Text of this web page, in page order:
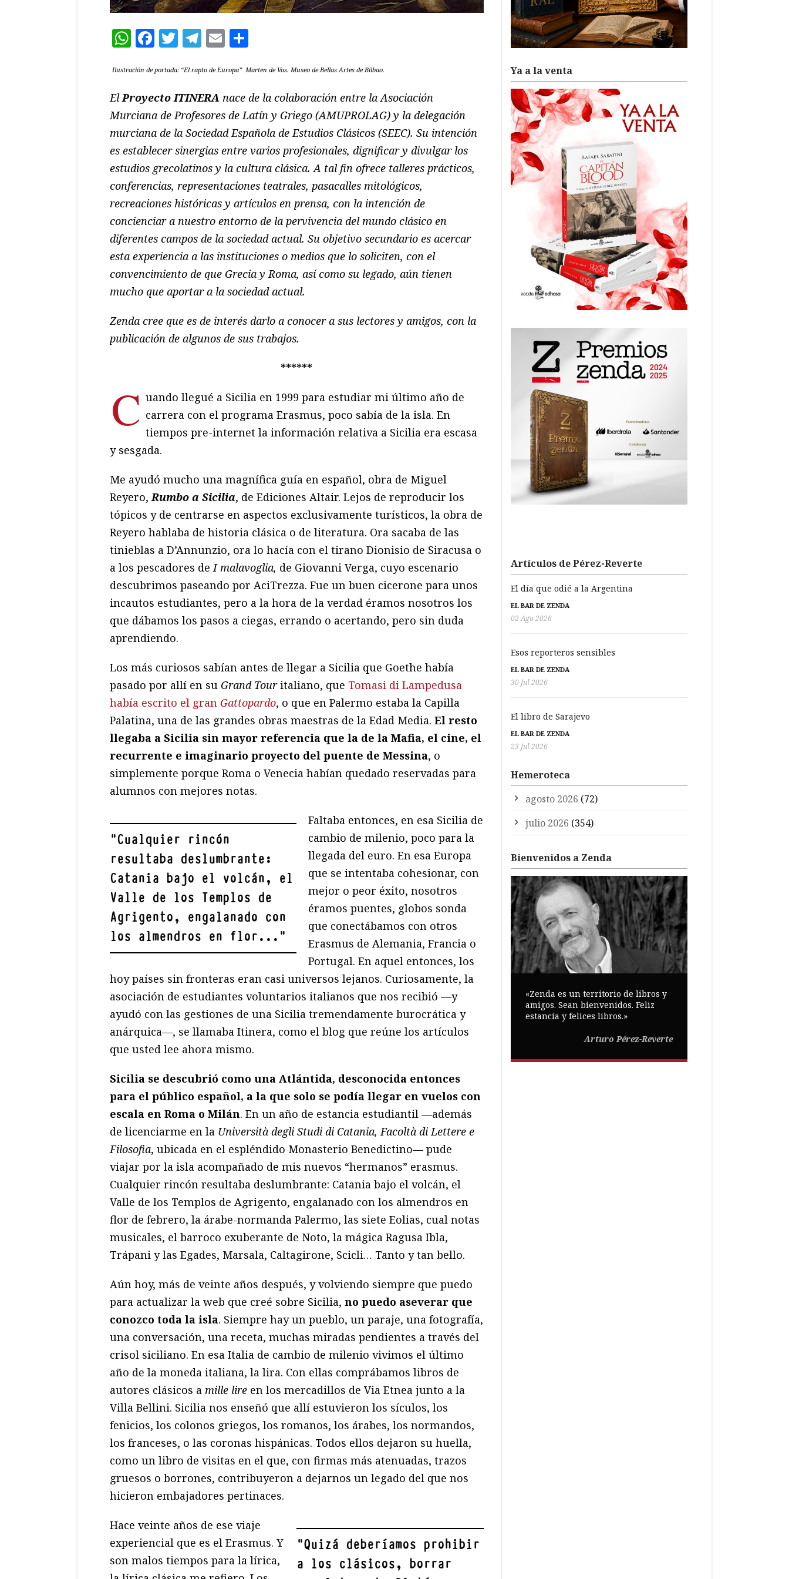
WhatsApp
Facebook
Twitter
Telegram
Email
Ilustración de portada: “El rapto de Europa” Marten de Vos. Museo de Bellas Artes de Bilbao.
ElProyecto ITINERA nace de la colaboración entre la Asociación
Murciana de Profesores de Latín y Griego (AMUPROLAG) y la delegación
murciana de la Sociedad Española de Estudios Clásicos (SEEC). Su intención
es establecer sinergias entre varios profesionales, dignificar y divulgar los
estudios grecolatinos y la cultura clásica. A tal fin ofrece talleres prácticos,
conferencias, representaciones teatrales, pasacalles mitológicos,
recreaciones históricas y artículos en prensa, con la intención de
concienciar a nuestro entorno de la pervivencia del mundo clásico en
diferentes campos de la sociedad actual. Su objetivo secundario es acercar
esta experiencia a las instituciones o medios que lo soliciten, con el
convencimiento de que Grecia y Roma, así como su legado, aún tienen
mucho que aportar a la sociedad actual.
Zenda cree que es de interés darlo a conocer a sus lectores y amigos, con la
publicación de algunos de sus trabajos.
******
C uando llegué a Sicilia en 1999 para estudiar mi último año de
carrera con el programa Erasmus, poco sabía de la isla. En
tiempos pre-internet la información relativa a Sicilia era escasa
y sesgada.
Me ayudó mucho una magnífica guía en español, obra de Miguel
Reyero, Rumbo a Sicilia, de Ediciones Altair. Lejos de reproducir los
tópicos y de centrarse en aspectos exclusivamente turísticos, la obra de
Reyero hablaba de historia clásica o de literatura. Ora sacaba de las
tinieblas a D’Annunzio, ora lo hacía con el tirano Dionisio de Siracusa o
a los pescadores de I malavoglia, de Giovanni Verga, cuyo escenario
descubrimos paseando por AciTrezza. Fue un buen cicerone para unos
incautos estudiantes, pero a la hora de la verdad éramos nosotros los
que dábamos los pasos a ciegas, errando o acertando, pero sin duda
aprendiendo.
Los más curiosos sabían antes de llegar a Sicilia que Goethe había
pasado por allí en su Grand Touritaliano, que Tomasi di Lampedusa
había escrito el gran Gattopardo, o que en Palermo estaba la Capilla
Palatina, una de las grandes obras maestras de la Edad Media. El resto
llegaba a Sicilia sin mayor referencia que la de la Mafia, el cine, el
recurrente e imaginario proyecto del puente de Messina, o
simplemente porque Roma o Venecia habían quedado reservadas para
alumnos con mejores notas.
"Cualquier rincón
resultaba deslumbrante:
Catania bajo el volcán, el
Valle de los Templos de
Agrigento, engalanado con
los almendros en flor... "
Faltaba entonces, en esa Sicilia de
cambio de milenio, poco para la
llegada del euro. En esa Europa
que se intentaba cohesionar, con
mejor o peor éxito, nosotros
éramos puentes, globos sonda
que conectábamos con otros
Erasmus de Alemania, Francia o
Portugal. En aquel entonces, los
hoy países sin fronteras eran casi universos lejanos. Curiosamente, la
asociación de estudiantes voluntarios italianos que nos recibió —y
ayudó con las gestiones de una Sicilia tremendamente burocrática y
anárquica—, se llamaba Itinera, como el blog que reúne los artículos
que usted lee ahora mismo.
Sicilia se descubrió como una Atlántida, desconocida entonces
para el público español, a la que solo se podía llegar en vuelos con
escala en Roma o Milán. En un año de estancia estudiantil —además
de licenciarme en la Università degli Studi di Catania, Facoltà di Lettere e
Filosofia, ubicada en el espléndido Monasterio Benedictino— pude
viajar por la isla acompañado de mis nuevos “hermanos” erasmus.
Cualquier rincón resultaba deslumbrante: Catania bajo el volcán, el
Valle de los Templos de Agrigento, engalanado con los almendros en
flor de febrero, la árabe-normanda Palermo, las siete Eolias, cual notas
musicales, el barroco exuberante de Noto, la mágica Ragusa Ibla,
Trápani y las Egades, Marsala, Caltagirone, Scicli… Tanto y tan bello.
Aún hoy, más de veinte años después, y volviendo siempre que puedo
para actualizar la web que creé sobre Sicilia, no puedo aseverar que
conozco toda la isla. Siempre hay un pueblo, un paraje, una fotografía,
una conversación, una receta, muchas miradas pendientes a través del
crisol siciliano. En esa Italia de cambio de milenio vivimos el último
año de la moneda italiana, la lira. Con ellas comprábamos libros de
autores clásicos a mille lire en los mercadillos de Via Etnea junto a la
Villa Bellini. Sicilia nos enseñó que allí estuvieron los sículos, los
fenicios, los colonos griegos, los romanos, los árabes, los normandos,
los franceses, o las coronas hispánicas. Todos ellos dejaron su huella,
como un libro de visitas en el que, con firmas más atenuadas, trazos
gruesos o borrones, contribuyeron a dejarnos un legado del que nos
hicieron embajadores pertinaces.
"Quizá deberíamos prohibir
a los clásicos, borrar
Hace veinte años de ese viaje
experiencial que es el Erasmus. Y
son malos tiempos para la lírica,
Ya a la venta
Artículos de Pérez-Reverte
El día que odié a la Argentina
EL BAR DE ZENDA
02 Ago 2026
Esos reporteros sensibles
EL BAR DE ZENDA
30 Jul 2026
El libro de Sarajevo
EL BAR DE ZENDA
23 Jul 2026
Hemeroteca
agosto 2026 (72)
julio 2026 (354)
Bienvenidos a Zenda
«Zenda es un territorio de libros y
amigos. Sean bienvenidos. Feliz
estancia y felices libros.»
Arturo Pérez-Reverte